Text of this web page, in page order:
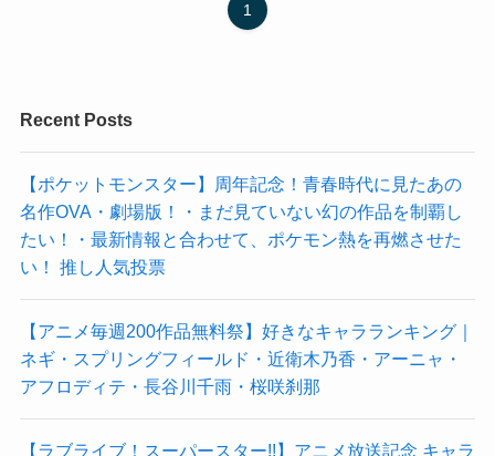
1
Recent Posts
【ポケットモンスター】周年記念！青春時代に見たあの
名作OVA・劇場版！・まだ見ていない幻の作品を制覇し
たい！・最新情報と合わせて、ポケモン熱を再燃させた
い！ 推し人気投票
【アニメ毎週200作品無料祭】好きなキャラランキング｜
ネギ・スプリングフィールド・近衛木乃香・アーニャ・
アフロディテ・長谷川千雨・桜咲刹那
【ラブライブ！スーパースター!!】アニメ放送記念 キャラ